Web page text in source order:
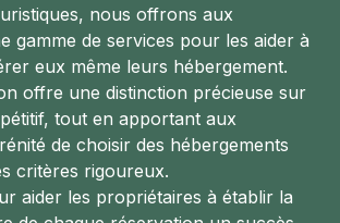
nous offrons aux
gamme de services pour les aider à
eux même leurs hébergement.
offre une distinction précieuse sur
tout en apportant aux
de choisir des hébergements
critères rigoureux.
aider les propriétaires à établir la